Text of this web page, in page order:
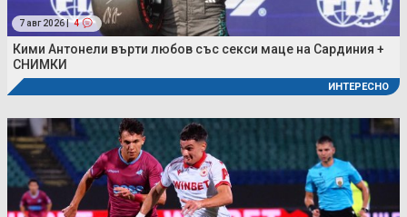
7 авг 2026 | 4
Кими Антонели върти любов със секси маце на Сардиния +
СНИМКИ
ИНТЕРЕСНО